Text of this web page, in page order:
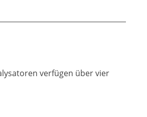
verfügen über vier